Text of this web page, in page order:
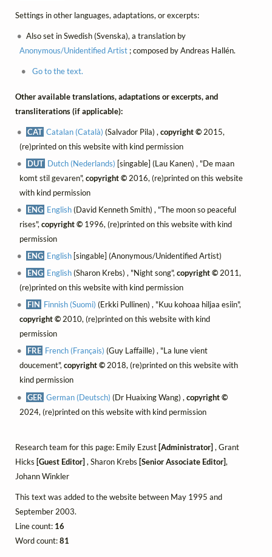
Settings in other languages, adaptations, or excerpts:
Also set in Swedish (Svenska), a translation by
Anonymous/Unidentified Artist; composed by Andreas Hallén.
Go to the text.
Other available translations, adaptations or excerpts, and
transliterations (if applicable):
CAT Catalan (Català) (Salvador Pila) ,copyright © 2015,
(re)printed on this website with kind permission
DUT Dutch (Nederlands) [singable] (Lau Kanen) , "De maan
komt stil gevaren",copyright ©2016, (re)printed on this website
with kind permission
ENG English(David Kenneth Smith) , "The moon so peaceful
rises",copyright ©1996, (re)printed on this website with kind
permission
ENG English [singable] (Anonymous/Unidentified Artist)
ENG English(Sharon Krebs) , "Night song",copyright ©2011,
(re)printed on this website with kind permission
FIN Finnish (Suomi) (Erkki Pullinen) , "Kuu kohoaa hiljaa esiin",
copyright ©2010, (re)printed on this website with kind
permission
FRE French (Français) (Guy Laffaille) , "La lune vient
doucement",copyright ©2018, (re)printed on this website with
kind permission
GER German (Deutsch) (Dr Huaixing Wang) ,copyright ©
2024, (re)printed on this website with kind permission
Research team for this page: Emily Ezust [Administrator] , Grant
Hicks [Guest Editor] , Sharon Krebs [Senior Associate Editor],
Johann Winkler
This text was added to the website between May 1995 and
September 2003.
Line count: 16
Word count:81